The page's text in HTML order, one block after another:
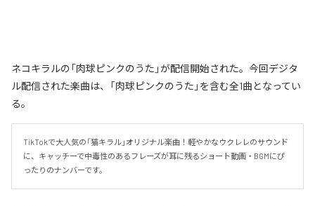
ネコキラルの「肉球ピンクのうた」が配信開始された。今回デジタ
ル配信された楽曲は、「肉球ピンクのうた」を含む全1曲となってい
る。
TikTokで大人気の「猫キラル」オリジナル楽曲！軽やかなウクレレのサウンド
に、キャッチーで中毒性のあるフレーズが耳に残るショート動画・BGMにぴ
ったりのナンバーです。